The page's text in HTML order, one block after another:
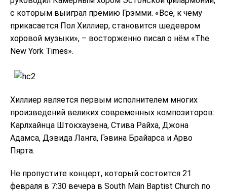
с которым выиграл премию Грэмми. «Всё, к чему
прикасается Пол Хиллиер, становится шедевром
хоровой музыки», – восторженно писал о нём «The
New York Times».
Хиллиер является первым исполнителем многих
произведений великих современных композиторов:
Карлхайнца Штокхаузена, Стива Райха, Джона
Адамса, Дэвида Ланга, Гэвина Брайарса и Арво
Пярта.
Не пропустите концерт, который состоится 21
февраля в 7:30 вечера в South Main Baptist Church по